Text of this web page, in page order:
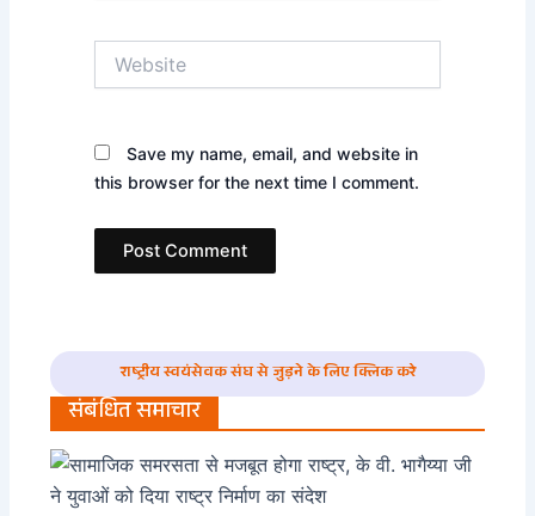
Save my name, email, and website in
this browser for the next time I comment.
राष्ट्रीय स्वयंसेवक संघ से जुड़ने के लिए क्लिक करे
संबंधित समाचार